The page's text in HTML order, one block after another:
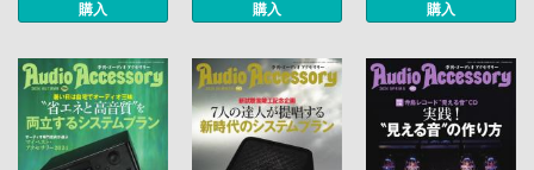
購入 購入 購入